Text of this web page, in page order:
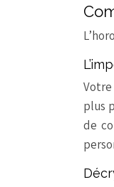
plus
de